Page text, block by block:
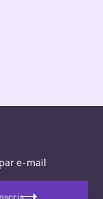
e-mail